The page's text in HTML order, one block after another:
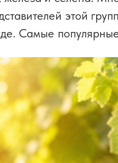
этой
Самые